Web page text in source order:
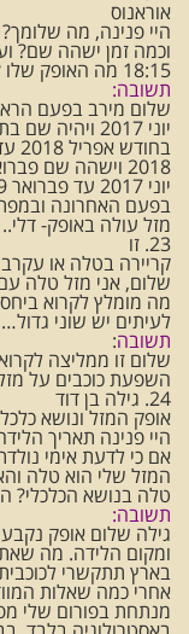
אוראנוס
18:15 מה האופק שלו ?
תשובה:
בפעם האחרונה
מזל עולה באופק-
23. זו
קריירה בטלה או עקרב
שלום, אני מזל טלה
מה מומלץ לקרוא
לעיתים יש שוני גדול…
תשובה:
שלום זו ממליצה
השפעת כוכבים על
24. גילה בן דוד
אופק המזל ונושא
אם כי לדעת אימי
המזל שלי הוא טלה
טלה בנושא הכלכלי?
תשובה:
גילה שלום אופק
ומקום הלידה. מה
אחרי כמה שאלות
מנתחת בפורום שלי